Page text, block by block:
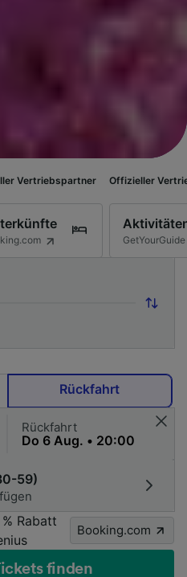
Offizieller Vertriebspartner
GetYourGuide
Rückfahrt
Rückfahrt
59)
Rabatt
Booking.com
finden